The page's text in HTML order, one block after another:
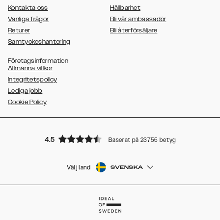
Kontakta oss
Vanliga frågor
Returer
Samtyckeshantering
Hållbarhet
Bli vår ambassadör
Bli återförsäljare
Företagsinformation
Allmänna villkor
Integritetspolicy
Lediga jobb
Cookie Policy
4.5 Baserat på 23755 betyg
Välj land SVENSKA